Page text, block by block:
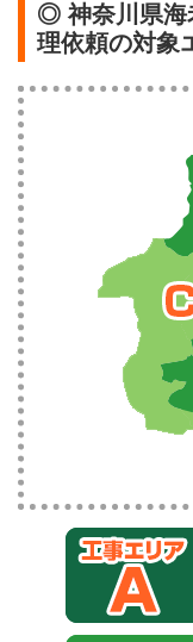
◎ 神奈川県海
理依頼の対象